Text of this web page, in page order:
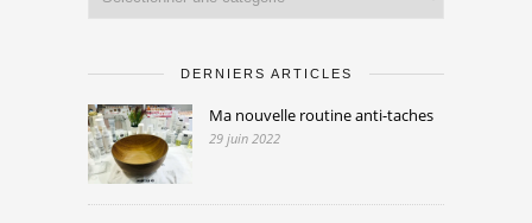
DERNIERS ARTICLES
Ma nouvelle routine anti-taches
29 juin 2022